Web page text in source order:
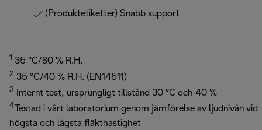
(Produktetiketter) Snabb support
1 35 °C/80 % R.H.
2 35 °C/40 % R.H. (EN14511)
3 Internt test, ursprungligt tillstånd 30 °C och 40 %
4
Testad i vårt laboratorium genom jämförelse av ljudnivån vid
högsta och lägsta fläkthastighet